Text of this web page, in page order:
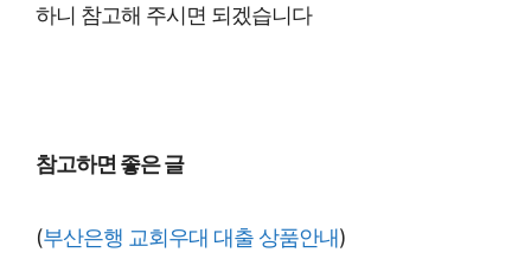
하니 참고해 주시면 되겠습니다
참고하면 좋은 글
(부산은행 교회우대 대출 상품안내)